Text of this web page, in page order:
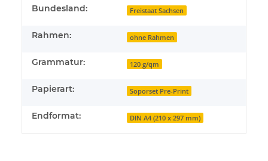
Bundesland: Freistaat Sachsen
Rahmen: ohne Rahmen
Grammatur: 120 g/qm
Papierart: Soporset Pre-Print
Endformat: DIN A4 (210 x 297 mm)